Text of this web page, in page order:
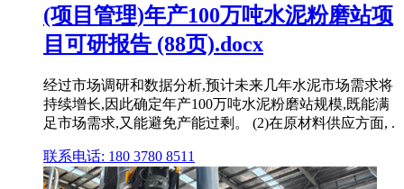
(项目管理)年产100万吨水泥粉磨站项
目可研报告 (88页).docx
经过市场调研和数据分析,预计未来几年水泥市场需求将
持续增长,因此确定年产100万吨水泥粉磨站规模,既能满
足市场需求,又能避免产能过剩。 (2)在原材料供应方面, .
联系电话: 180 3780 8511